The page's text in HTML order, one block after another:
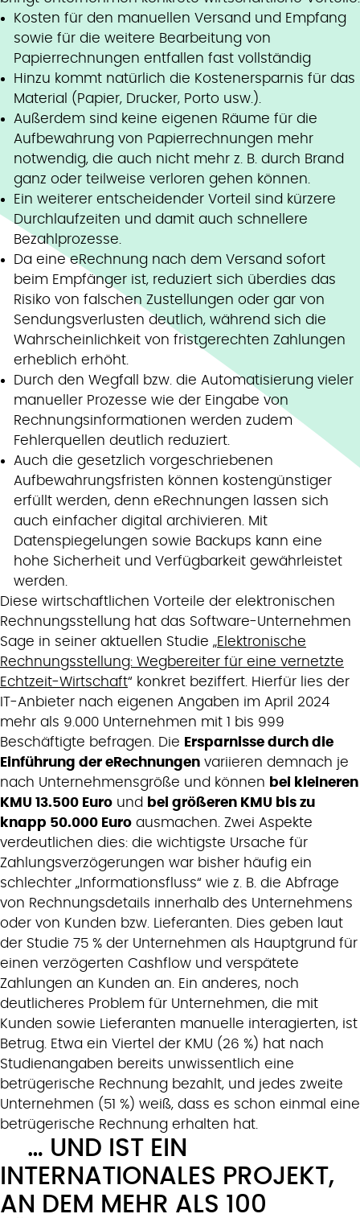
Kosten für den manuellen Versand und Empfang
sowie für die weitere Bearbeitung von
Papierrechnungen entfallen fast vollständig
Hinzu kommt natürlich die Kostenersparnis für das
Material (Papier, Drucker, Porto usw.).
Außerdem sind keine eigenen Räume für die
Aufbewahrung von Papierrechnungen mehr
notwendig, die auch nicht mehr z. B. durch Brand
ganz oder teilweise verloren gehen können.
Ein weiterer entscheidender Vorteil sind kürzere
Durchlaufzeiten und damit auch schnellere
Bezahlprozesse.
Da eine eRechnung nach dem Versand sofort
beim Empfänger ist, reduziert sich überdies das
Risiko von falschen Zustellungen oder gar von
Sendungsverlusten deutlich, während sich die
Wahrscheinlichkeit von fristgerechten Zahlungen
erheblich erhöht.
Durch den Wegfall bzw. die Automatisierung vieler
manueller Prozesse wie der Eingabe von
Rechnungsinformationen werden zudem
Fehlerquellen deutlich reduziert.
Auch die gesetzlich vorgeschriebenen
Aufbewahrungsfristen können kostengünstiger
erfüllt werden, denn eRechnungen lassen sich
auch einfacher digital archivieren. Mit
Datenspiegelungen sowie Backups kann eine
hohe Sicherheit und Verfügbarkeit gewährleistet
werden.
Diese wirtschaftlichen Vorteile der elektronischen
Rechnungsstellung hat das Software-Unternehmen
Sage in seiner aktuellen Studie „Elektronische
Rechnungsstellung: Wegbereiter für eine vernetzte
Echtzeit-Wirtschaft“ konkret beziffert. Hierfür lies der
IT-Anbieter nach eigenen Angaben im April 2024
mehr als 9.000 Unternehmen mit 1 bis 999
Beschäftigte befragen. Die Ersparnisse durch die
Einführung der eRechnungen variieren demnach je
nach Unternehmensgröße und können bei kleineren
KMU 13.500 Euro und
bei größeren KMU bis zu
knapp 50.000 Euro ausmachen. Zwei Aspekte
verdeutlichen dies: die wichtigste Ursache für
Zahlungsverzögerungen war bisher häufig ein
schlechter „Informationsfluss“ wie z. B. die Abfrage
von Rechnungsdetails innerhalb des Unternehmens
oder von Kunden bzw. Lieferanten. Dies geben laut
der Studie 75 % der Unternehmen als Hauptgrund für
einen verzögerten Cashflow und verspätete
Zahlungen an Kunden an. Ein anderes, noch
deutlicheres Problem für Unternehmen, die mit
Kunden sowie Lieferanten manuelle interagierten, ist
Betrug. Etwa ein Viertel der KMU (26 %) hat nach
Studienangaben bereits unwissentlich eine
betrügerische Rechnung bezahlt, und jedes zweite
Unternehmen (51 %) weiß, dass es schon einmal eine
betrügerische Rechnung erhalten hat.
… UND IST EIN
INTERNATIONALES PROJEKT,
AN DEM MEHR ALS 100